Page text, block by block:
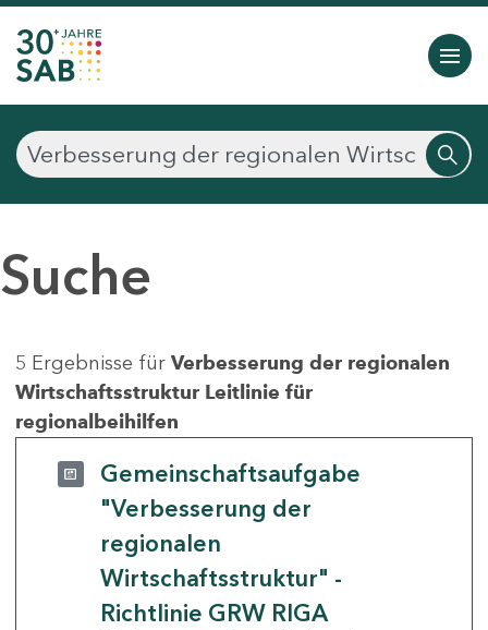
Suche
5 Ergebnisse für Verbesserung der regionalen
Wirtschaftsstruktur Leitlinie für
regionalbeihilfen
Gemeinschaftsaufgabe
"Verbesserung der
regionalen
Wirtschaftsstruktur" -
Richtlinie GRW RIGA